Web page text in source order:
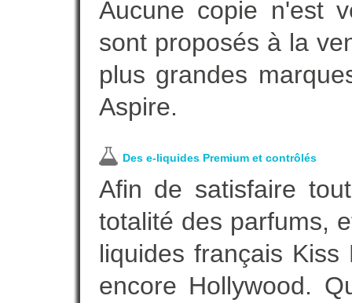
Aucune copie n'est
sont proposés à la
plus grandes
Aspire.
Des e-liquides Premium et contrôlés
Afin de satisfaire
totalité des parfums,
liquides français
encore Hollywood.